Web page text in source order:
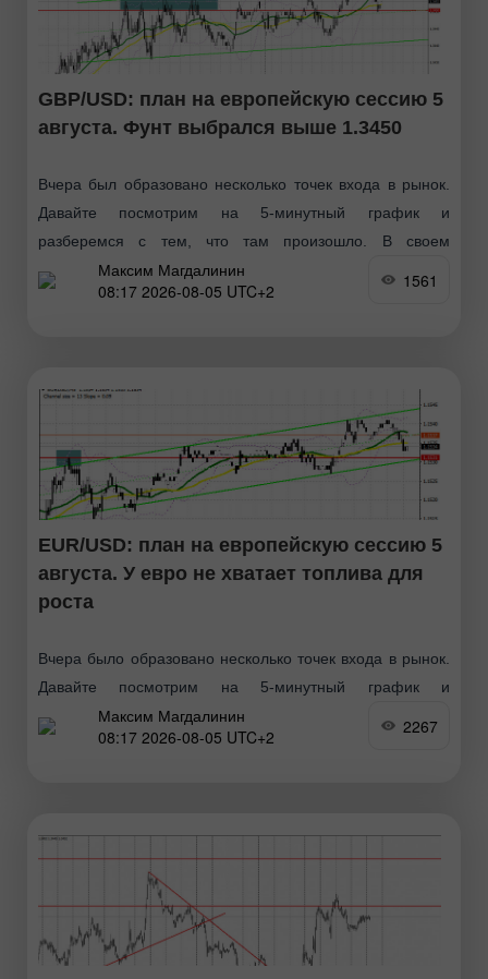
GBP/USD: план на европейскую сессию 5
августа. Фунт выбрался выше 1.3450
Вчера был образовано несколько точек входа в рынок.
Давайте посмотрим на 5-минутный график и
разберемся с тем, что там произошло. В своем
утреннем прогнозе я обращал внимание на уровень
Максим Магдалинин
08:17 2026-08-05 UTC+2
1561
EUR/USD: план на европейскую сессию 5
августа. У евро не хватает топлива для
роста
Вчера было образовано несколько точек входа в рынок.
Давайте посмотрим на 5-минутный график и
разберемся с тем, что там произошло. В своем
утреннем прогнозе я обращал внимание на уровень
Максим Магдалинин
08:17 2026-08-05 UTC+2
2267